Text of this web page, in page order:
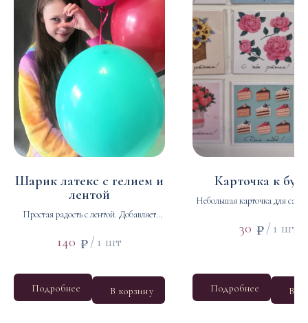
Шарик латекс с гелием и
лентой
Простая радость с лентой. Добавляет
букету.
140 ₽/ 1 шт
Подробнее В корзину
Карточка к
Небольшая карточка для
аккуратным
30 ₽/ 1 шт
Подробнее В